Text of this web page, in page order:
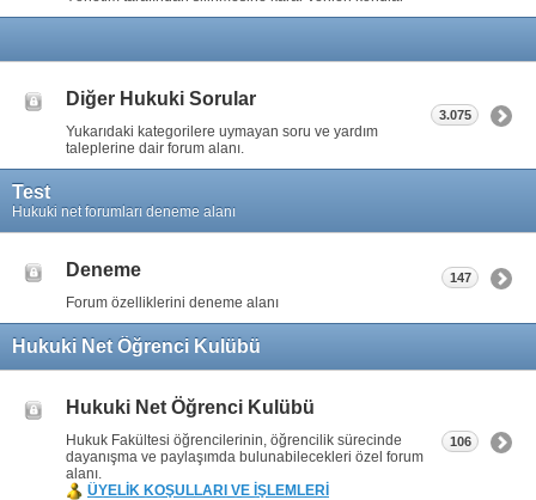
Diğer Hukuki Sorular
Yukarıdaki kategorilere uymayan soru ve yardım
taleplerine dair forum alanı.
3.075
Test
Hukuki net forumları deneme alanı
Deneme
Forum özelliklerini deneme alanı
147
Hukuki Net Öğrenci Kulübü
Hukuki Net Öğrenci Kulübü
Hukuk Fakültesi öğrencilerinin, öğrencilik sürecinde
dayanışma ve paylaşımda bulunabilecekleri özel forum
alanı.
ÜYELİK KOŞULLARI VE İŞLEMLERİ
106